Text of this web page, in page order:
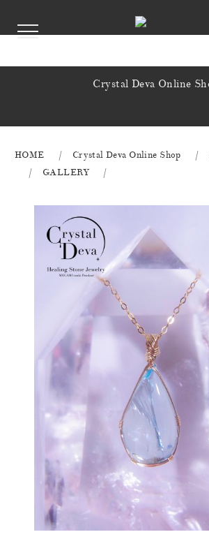
Crystal Deva Online
HOME Crystal Deva Online Shop
GALLERY